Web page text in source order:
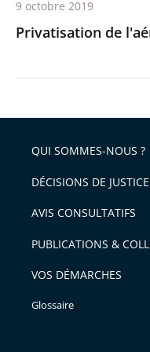
Privatisation de
9 octobre 2019
QUI SOMMES-NOUS ?
DÉCISIONS DE JUSTICE
AVIS CONSULTATIFS
PUBLICATIONS &
VOS DÉMARCHES
Glossaire